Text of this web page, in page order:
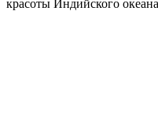
красоты Индийского